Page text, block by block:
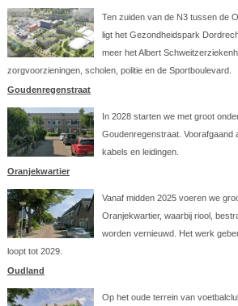
Ten zuiden van de N3 tussen de
ligt het Gezondheidspark
meer het Albert
zorgvoorzieningen, scholen, politie en de Sportboulevard.
Goudenregenstraat
In 2028 starten we met groot
Goudenregenstraat.
kabels en leidingen.
Oranjekwartier
Vanaf midden 2025 voeren we
Oranjekwartier, waarbij riool,
worden vernieuwd. Het werk
loopt tot 2029.
Oudland
Op het oude terrein van